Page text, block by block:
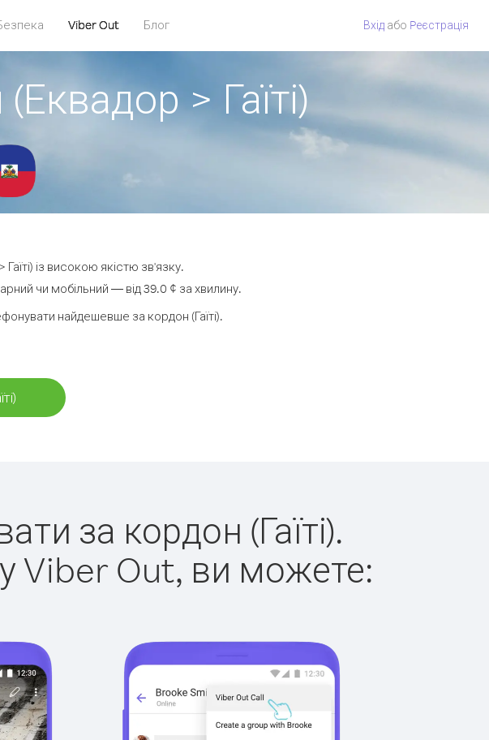
Viber Out Блог Вхід або Pеєстрація
> Гаїті)
із високою якістю зв'язку.
чи мобільний — від 39.0 ¢ за хвилину.
найдешевше за кордон (Гаїті).
за кордон (Гаїті).
Viber Out, ви можете: